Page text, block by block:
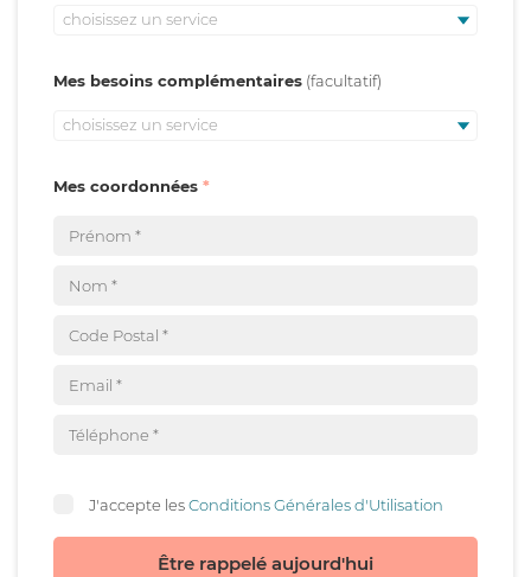
choisissez un service
Mes besoins complémentaires
choisissez un service
Mes coordonnées
J'accepte lesConditions Générales d'Utilisation
Être rappelé aujourd'hui